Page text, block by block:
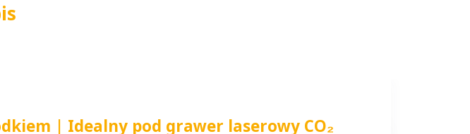
| Idealny pod grawer laserowy CO₂